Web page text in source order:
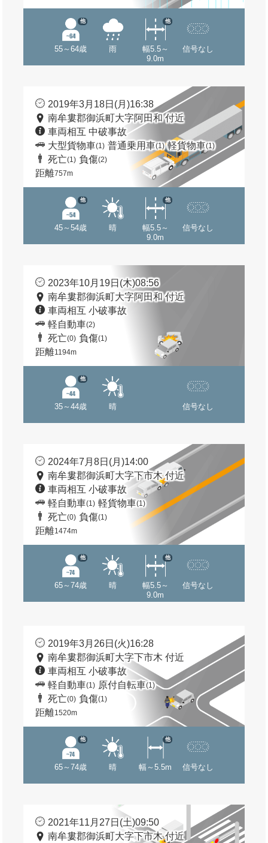
55～64歳
他
雨
幅5.5～
9.0m
他
信号なし
2019年3月18日(月)16:38
南牟婁郡御浜町大字阿田和 付近
車両相互 中破事故
大型貨物車(1) 普通乗用車(1) 軽貨物車(1)
死亡(1) 負傷(2)
距離757m
45～54歳
他
晴
幅5.5～
9.0m
他
信号なし
2023年10月19日(木)08:56
南牟婁郡御浜町大字阿田和 付近
車両相互 小破事故
軽自動車(2)
死亡(0) 負傷(1)
距離1194m
35～44歳
他
晴 信号なし
2024年7月8日(月)14:00
南牟婁郡御浜町大字下市木 付近
車両相互 小破事故
軽自動車(1) 軽貨物車(1)
死亡(0) 負傷(1)
距離1474m
65～74歳
他
晴
幅5.5～
9.0m
他
信号なし
2019年3月26日(火)16:28
南牟婁郡御浜町大字下市木 付近
車両相互 小破事故
軽自動車(1) 原付自転車(1)
死亡(0) 負傷(1)
距離1520m
65～74歳
他
晴 幅～5.5m
他
信号なし
2021年11月27日(土)09:50
南牟婁郡御浜町大字下市木 付近